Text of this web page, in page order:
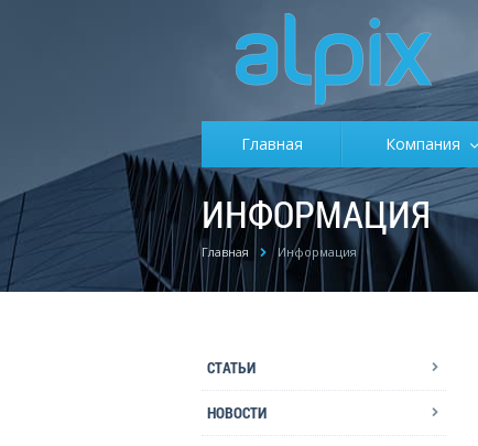
Главная Компания
ИНФОРМАЦИЯ
Главная Информация
СТАТЬИ
НОВОСТИ